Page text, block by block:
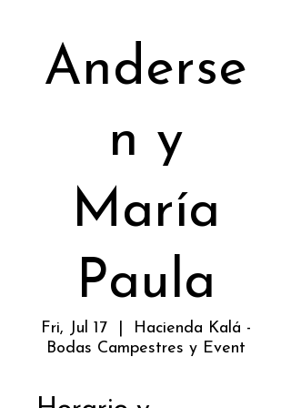
Anderse
n y
María
Paula
Fri, Jul 17
  |
Hacienda Kalá -
Bodas Campestres y Event